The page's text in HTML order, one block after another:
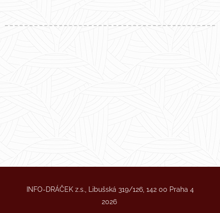
INFO-DRÁČEK z.s., Libušská 319/126, 142 00 Praha 4
2026